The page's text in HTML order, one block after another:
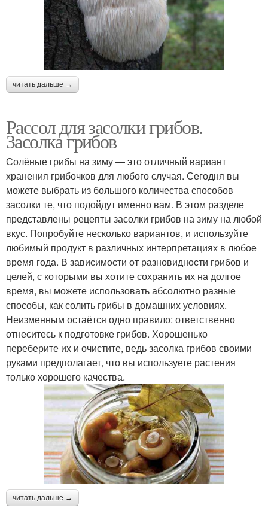
читать дальше →
Рассол для засолки грибов.
Засолка грибов
Солёные грибы на зиму — это отличный вариант
хранения грибочков для любого случая. Сегодня вы
можете выбрать из большого количества способов
засолки те, что подойдут именно вам. В этом разделе
представлены рецепты засолки грибов на зиму на любой
вкус. Попробуйте несколько вариантов, и используйте
любимый продукт в различных интерпретациях в любое
время года. В зависимости от разновидности грибов и
целей, с которыми вы хотите сохранить их на долгое
время, вы можете использовать абсолютно разные
способы, как солить грибы в домашних условиях.
Неизменным остаётся одно правило: ответственно
отнеситесь к подготовке грибов. Хорошенько
переберите их и очистите, ведь засолка грибов своими
руками предполагает, что вы используете растения
только хорошего качества.
читать дальше →